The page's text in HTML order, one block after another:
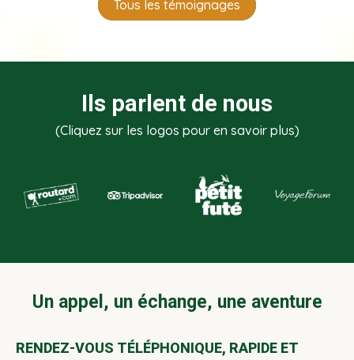
Tous les témoignages
Ils parlent de nous
(Cliquez sur les logos pour en savoir plus)
Un appel, un échange, une aventure
RENDEZ-VOUS TÉLÉPHONIQUE, RAPIDE ET